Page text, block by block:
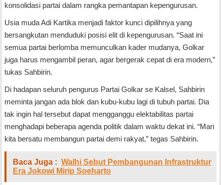
konsolidasi partai dalam rangka pemantapan kepengurusan.
Usia muda Adi Kartika menjadi faktor kunci dipilihnya yang
bersangkutan menduduki posisi elit di kepengurusan. “Saat ini
semua partai berlomba memunculkan kader mudanya, Golkar
juga harus mengambil peran, agar bergerak cepat di era modern,”
tukas Sahbirin.
Di hadapan seluruh pengurus Partai Golkar se Kalsel, Sahbirin
meminta jangan ada blok dan kubu-kubu lagi di tubuh partai. Dia
tak ingin hal tersebut dapat mengganggu elektabilitas partai
menghadapi beberapa agenda politik dalam waktu dekat ini. “Mari
kita bersatu membangun partai demi rakyat,” tegas Sahbirin.
Baca Juga : Walhi Sebut Pembangunan Infrastruktur
Era Jokowi Mirip Soeharto